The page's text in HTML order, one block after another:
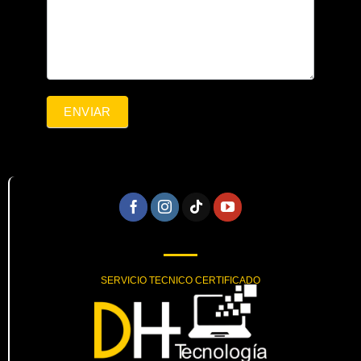
ENVIAR
SERVICIO TECNICO CERTIFICADO